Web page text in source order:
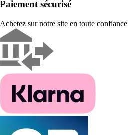
Paiement sécurisé
Achetez sur notre site en toute confiance